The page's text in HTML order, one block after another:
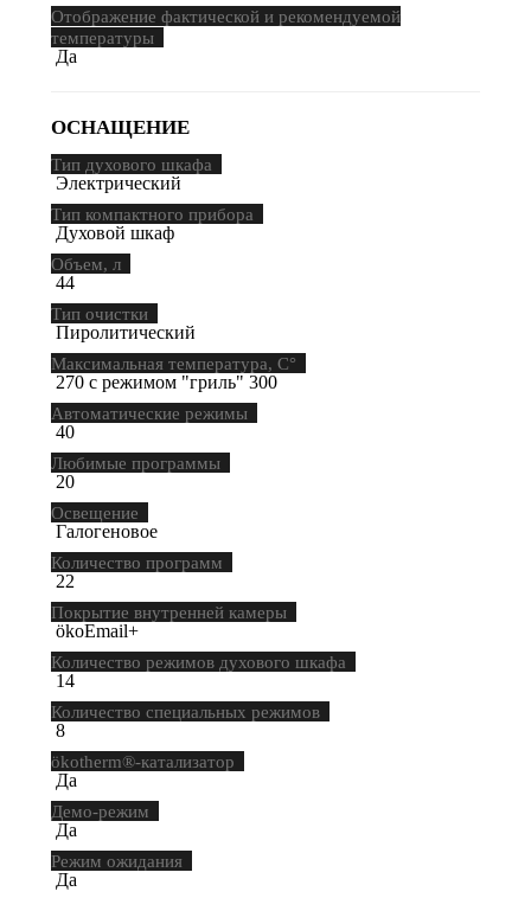
Отображение фактической и рекомендуемой
температуры
Да
ОСНАЩЕНИЕ
Тип духового шкафа
Электрический
Тип компактного прибора
Духовой шкаф
Объем, л
44
Тип очистки
Пиролитический
Максимальная температура, С°
270 с режимом "гриль" 300
Автоматические режимы
40
Любимые программы
20
Освещение
Галогеновое
Количество программ
22
Покрытие внутренней камеры
ökoEmail+
Количество режимов духового шкафа
14
Количество специальных режимов
8
ökotherm®-катализатор
Да
Демо-режим
Да
Режим ожидания
Да